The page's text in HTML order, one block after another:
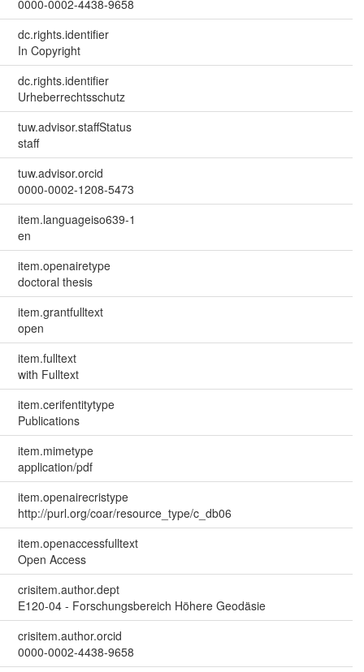
0000-0002-4438-9658
dc.rights.identifier
In Copyright
dc.rights.identifier
Urheberrechtsschutz
tuw.advisor.staffStatus
staff
tuw.advisor.orcid
0000-0002-1208-5473
item.languageiso639-1
en
item.openairetype
doctoral thesis
item.grantfulltext
open
item.fulltext
with Fulltext
item.cerifentitytype
Publications
item.mimetype
application/pdf
item.openairecristype
http://purl.org/coar/resource_type/c_db06
item.openaccessfulltext
Open Access
crisitem.author.dept
E120-04 - Forschungsbereich Höhere Geodäsie
crisitem.author.orcid
0000-0002-4438-9658